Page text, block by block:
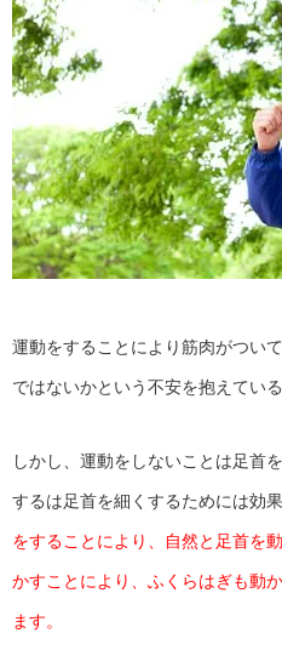
運動をすることにより筋肉がつい
ではないかという不安を抱えている
しかし、運動をしないことは足首
するは足首を細くするためには効
をすることにより、自然と足首を
かすことにより、ふくらはぎも動
ます。